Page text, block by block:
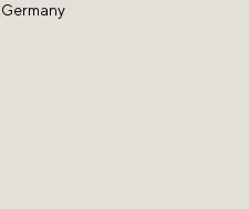
Germany